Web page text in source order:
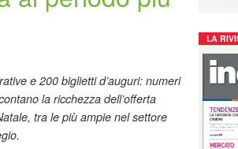
e 200 biglietti d’auguri: numeri
la ricchezza dell’offerta
tra le più ampie nel settore
LA